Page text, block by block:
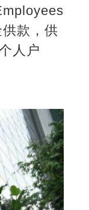
款，供
人户